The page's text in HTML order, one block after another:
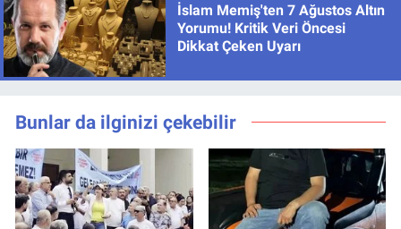
İslam Memiş'ten 7 Ağustos Altın
Yorumu! Kritik Veri Öncesi
Dikkat Çeken Uyarı
Bunlar da ilginizi çekebilir